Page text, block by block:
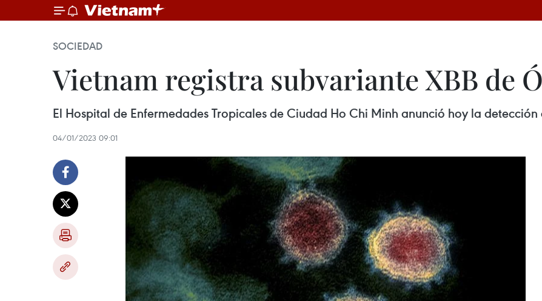
SOCIEDAD
Vietnam registra subvariante XBB de
El Hospital de Enfermedades Tropicales de Ciudad Ho Chi Minh anunció hoy la
04/01/2023 09:01